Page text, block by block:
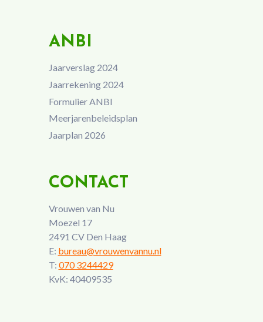
ANBI
Jaarverslag 2024
Jaarrekening 2024
Formulier ANBI
Meerjarenbeleidsplan
Jaarplan 2026
CONTACT
Vrouwen van Nu
Moezel 17
2491 CV Den Haag
E: bureau@vrouwenvannu.nl
T: 070 3244429
KvK: 40409535